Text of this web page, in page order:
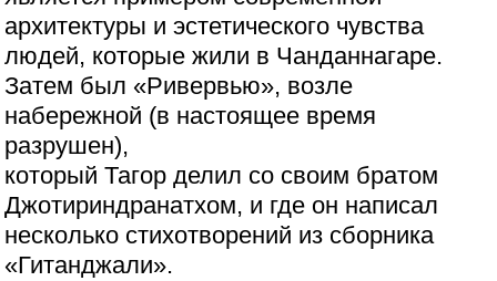
архитектуры и эстетического чувства
людей, которые жили в Чанданнагаре.
Затем был «Ривервью», возле
набережной (в настоящее время
разрушен),
который Тагор делил со своим братом
Джотириндранатхом, и где он написал
несколько стихотворений из сборника
«Гитанджали».